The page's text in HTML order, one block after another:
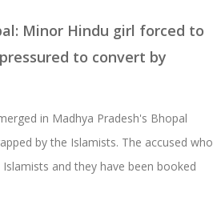
Minor Hindu girl forced to
to convert by
in Madhya Pradesh's Bhopal
by the Islamists. The accused who
and they have been booked